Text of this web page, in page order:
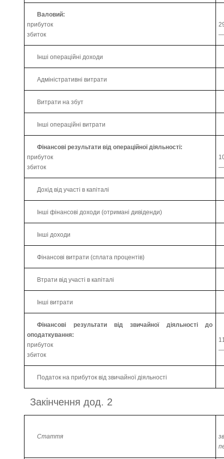
Валовий:
прибуток
збиток
Інші операційні доходи
Адміністративні витрати
Витрати на збут
Інші операційні витрати
Фінансові результати від операційної діяльності:
прибуток
збиток
Дохід від участі в капіталі
Інші фінансові доходи (отримані дивіденди)
Інші доходи
Фінансові витрати (сплата процентів)
Втрати від участі в капіталі
Інші витрати
Фінансові результати від звичайної діяльності до
оподаткування:
прибуток
збиток
Податок на прибуток від звичайної діяльності
Закінчення дод. 2
Стаття